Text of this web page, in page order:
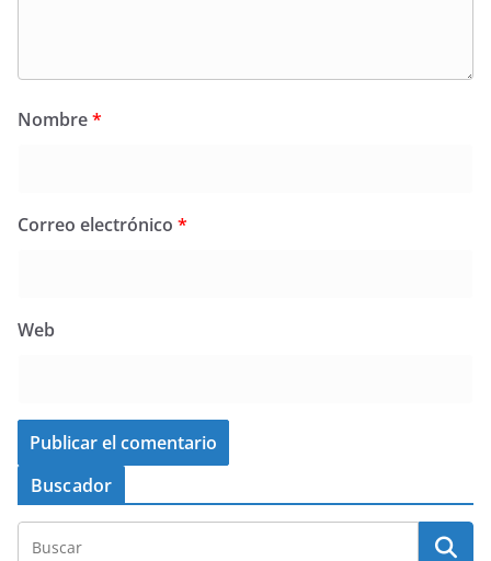
Nombre*
Correo electrónico *
Web
Buscador